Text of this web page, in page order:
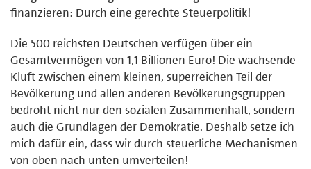
finanzieren: Durch eine gerechte Steuerpolitik!
Die 500 reichsten Deutschen verfügen über ein
Gesamtvermögen von 1,1 Billionen Euro! Die wachsende
Kluft zwischen einem kleinen, superreichen Teil der
Bevölkerung und allen anderen Bevölkerungsgruppen
bedroht nicht nur den sozialen Zusammenhalt, sondern
auch die Grundlagen der Demokratie. Deshalb setze ich
mich dafür ein, dass wir durch steuerliche Mechanismen
von oben nach unten umverteilen!